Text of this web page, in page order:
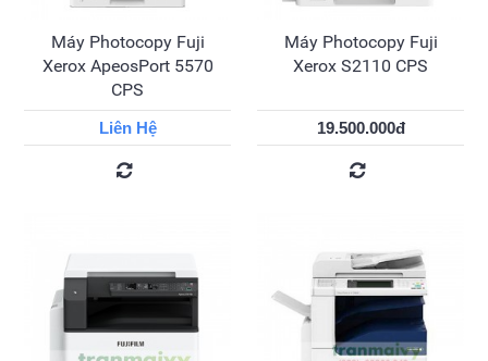
Máy Photocopy Fuji
Xerox ApeosPort 5570
CPS
Liên Hệ
Máy Photocopy Fuji
Xerox S2110 CPS
19.500.000đ